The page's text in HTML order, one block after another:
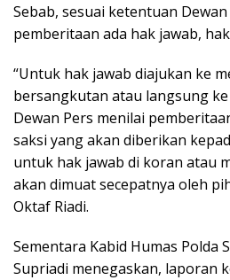
Sebab, sesuai ketentuan
pemberitaan ada hak jawab,
“Untuk hak jawab diajukan ke
bersangkutan atau langsung
Dewan Pers menilai
saksi yang akan diberikan
untuk hak jawab di koran atau
akan dimuat secepatnya oleh
Oktaf Riadi.
Sementara Kabid Humas Polda
Supriadi menegaskan, laporan